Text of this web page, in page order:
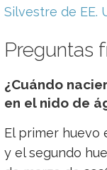
Silvestre de EE.
Preguntas
¿Cuándo
en el nido de
El primer huevo
y el segundo